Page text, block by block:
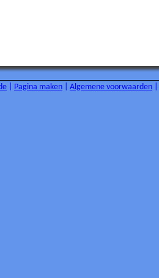
| Pagina maken| Algemene voorwaarden|